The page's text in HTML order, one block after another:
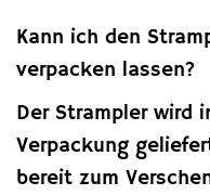
Kann ich den
verpacken lassen?
Der Strampler wird
Verpackung
bereit zum